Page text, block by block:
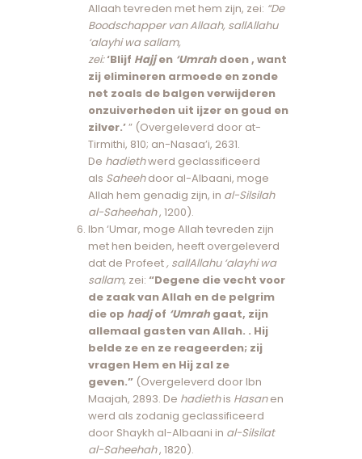
Allaah tevreden met hem zijn, zei: “De
Boodschapper van Allaah, sallAllahu
‘alayhi wa sallam,
zei:‘Blijf Hajjen ‘Umrahdoen , want
zij elimineren armoede en zonde
net zoals de balgen verwijderen
onzuiverheden uit ijzer en goud en
zilver.’” (Overgeleverd door at-
Tirmithi, 810; an-Nasaa’i, 2631.
De hadiethwerd geclassificeerd
als Saheehdoor al-Albaani, moge
Allah hem genadig zijn, in al-Silsilah
al-Saheehah, 1200).
Ibn ‘Umar, moge Allah tevreden zijn
met hen beiden, heeft overgeleverd
dat de Profeet, sallAllahu ‘alayhi wa
sallam,zei: “Degene die vecht voor
de zaak van Allah en de pelgrim
die op hadjof ‘Umrahgaat, zijn
allemaal gasten van Allah. . Hij
belde ze en ze reageerden; zij
vragen Hem en Hij zal ze
geven.” (Overgeleverd door Ibn
Maajah, 2893. De hadiethis Hasanen
werd als zodanig geclassificeerd
door Shaykh al-Albaani in al-Silsilat
al-Saheehah, 1820).